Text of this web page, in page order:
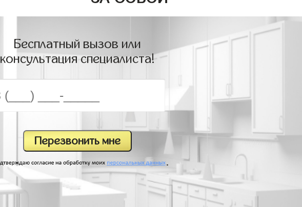
Бесплатный вызов или
консультация специалиста!
.